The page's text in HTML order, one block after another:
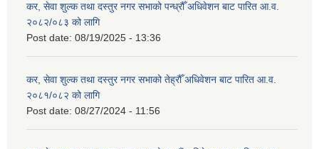
कर, सेवा शुल्क तथा दस्तुर नगर सभाको पन्ध्रौँ अधिवेशन बाट पारित आ.व.
२०८२/०८३ को लागि
Post date: 08/19/2025 - 13:36
कर, सेवा शुल्क तथा दस्तुर नगर सभाको तेह्रौँ अधिवेशन बाट पारित आ.व.
२०८१/०८२ को लागि
Post date: 08/27/2024 - 11:56